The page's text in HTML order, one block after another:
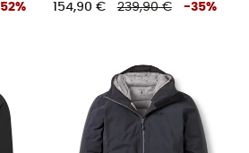
52% 154,90 € 239,90 € -35%